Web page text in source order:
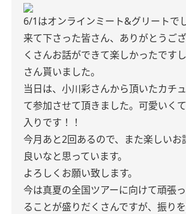
6/1はオンラインミート&グリートで
来て下さった皆さん、ありがとうご
くさんお話ができて楽しかったです
さん貰いました。
当日は、小川彩さんから頂いたカチ
て参加させて頂きました。可愛いく
入りです！！
今月あと2回あるので、また楽しいお
良いなと思っています。
よろしくお願い致します。
今は真夏の全国ツアーに向けて頑張っ
ることが盛りだくさんですが、振り